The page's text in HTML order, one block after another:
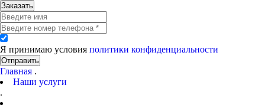
Заказать
Я принимаю условия политики конфиденциальности
Отправить
Главная .
Наши услуги
.